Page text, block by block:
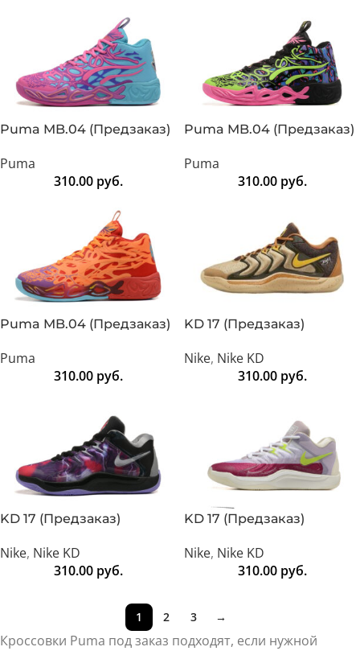
Puma MB.04 (Предзаказ)
Puma
310.00 руб.
Puma MB.04 (Предзаказ)
Puma
310.00 руб.
Puma MB.04 (Предзаказ)
Puma
310.00 руб.
KD 17 (Предзаказ)
Nike, Nike KD
310.00 руб.
KD 17 (Предзаказ)
Nike, Nike KD
310.00 руб.
KD 17 (Предзаказ)
Nike, Nike KD
310.00 руб.
1 2 3 →
Кроссовки Puma под заказ подходят, если нужной